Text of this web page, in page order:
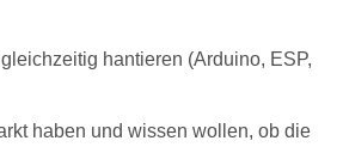
hantieren (Arduino, ESP,
haben und wissen wollen, ob die